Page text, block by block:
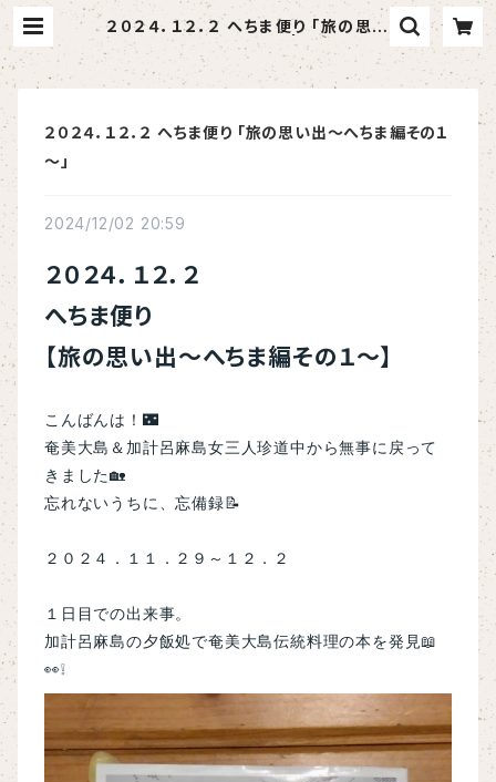
２０２４．１２．２ へちま便り 「旅の思い
出～へちま編その１～」 | へちま屋さ
はらん
２０２４．１２．２ へちま便り 「旅の思い出～へちま編その１
～」
2024/12/02 20:59
２０２４．１２．２
へちま便り
【旅の思い出～へちま編その１～】
こんばんは！🌃
奄美大島＆加計呂麻島女三人珍道中から無事に戻って
きました🏡
忘れないうちに、忘備録📝
２０２４．１１．２９～１２．２
１日目での出来事。
加計呂麻島の夕飯処で奄美大島伝統料理の本を発見📖
👀❕